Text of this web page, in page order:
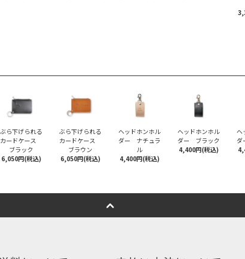
ぶら下げられる
カードケース
ブラック
6,050円(税込)
ぶら下げられる
カードケース
ブラウン
6,050円(税込)
ヘッドホンホル
ダー ナチュラ
ル
4,400円(税込)
ヘッドホンホル
ダー ブラック
4,400円(税込)
ヘ